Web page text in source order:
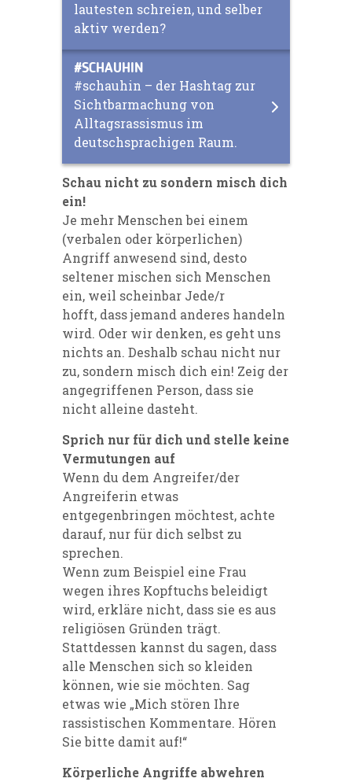
lautesten schreien, und selber
aktiv werden?
#SCHAUHIN
#schauhin – der Hashtag zur
Sichtbarmachung von
Alltagsrassismus im
deutschsprachigen Raum.
Schau nicht zu sondern misch dich
ein!
Je mehr Menschen bei einem
(verbalen oder körperlichen)
Angriff anwesend sind, desto
seltener mischen sich Menschen
ein, weil scheinbar Jede/r
hofft, dass jemand anderes handeln
wird. Oder wir denken, es geht uns
nichts an. Deshalb schau nicht nur
zu, sondern misch dich ein! Zeig der
angegriffenen Person, dass sie
nicht alleine dasteht.
Sprich nur für dich und stelle keine
Vermutungen auf
Wenn du dem Angreifer/der
Angreiferin etwas
entgegenbringen möchtest, achte
darauf, nur für dich selbst zu
sprechen.
Wenn zum Beispiel eine Frau
wegen ihres Kopftuchs beleidigt
wird, erkläre nicht, dass sie es aus
religiösen Gründen trägt.
Stattdessen kannst du sagen, dass
alle Menschen sich so kleiden
können, wie sie möchten. Sag
etwas wie „Mich stören Ihre
rassistischen Kommentare. Hören
Sie bitte damit auf!“
Körperliche Angriffe abwehren